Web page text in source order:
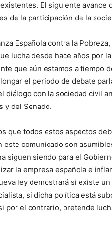
El siguiente
de la participación de la
Española contra la
lucha desde hace años por
que aún estamos a tiempo
el periodo de debate
diálogo con la sociedad civil
y del Senado.
que todos estos aspectos
este comunicado son
siguen siendo para el
la empresa española e
ley demostrará si existe
si dicha política está
por el contrario, pretende